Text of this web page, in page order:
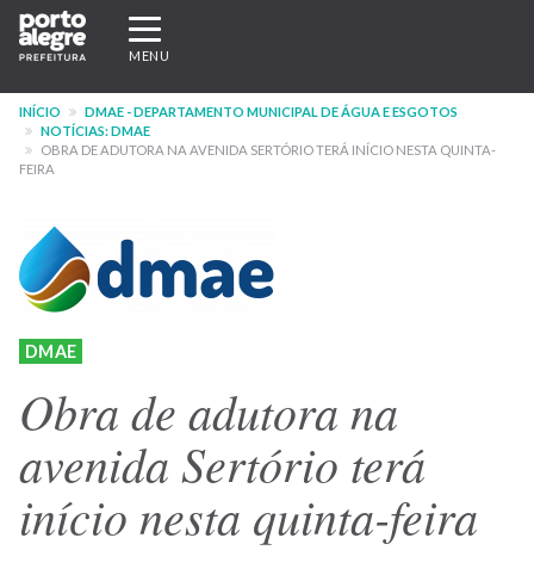
Pular
para
conteúdo
principal
Expandir/recolher
navegação
MENU
INÍCIO
DMAE - DEPARTAMENTO MUNICIPAL DE ÁGUA E ESGOTOS
NOTÍCIAS: DMAE
OBRA DE ADUTORA NA AVENIDA SERTÓRIO TERÁ INÍCIO NESTA QUINTA-
FEIRA
DMAE
Obra de adutora na
avenida Sertório terá
início nesta quinta-feira